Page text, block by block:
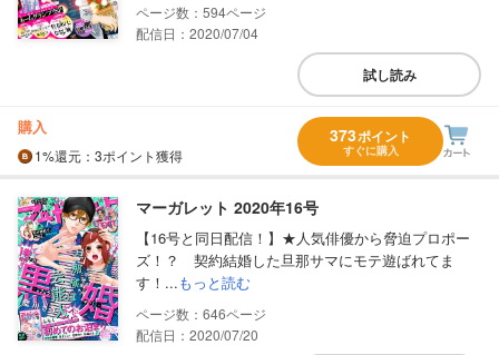
594
配信日：2020/07/04
試し読み
購入
1%還元 ：3ポイント獲得
373ポイント
すぐに購入
マーガレット 2020年16号
【16号と同日配信！】★人気俳優から脅迫プロポー
ズ！？ 契約結婚した旦那サマにモテ遊ばれてま
す！...もっと読む
646
配信日：2020/07/20